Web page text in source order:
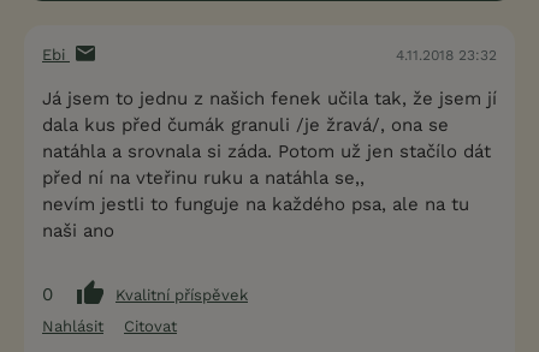
Ebi 4.11.2018 23:32
Já jsem to jednu z našich fenek učila tak, že jsem jí
dala kus před čumák granuli /je žravá/, ona se
natáhla a srovnala si záda. Potom už jen stačílo dát
před ní na vteřinu ruku a natáhla se,,
nevím jestli to funguje na každého psa, ale na tu
naši ano
0
Kvalitní příspěvek
Nahlásit
Citovat